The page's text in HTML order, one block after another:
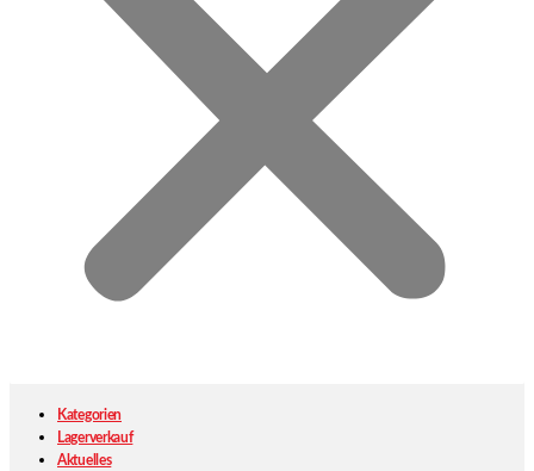
Kategorien
Lagerverkauf
Aktuelles